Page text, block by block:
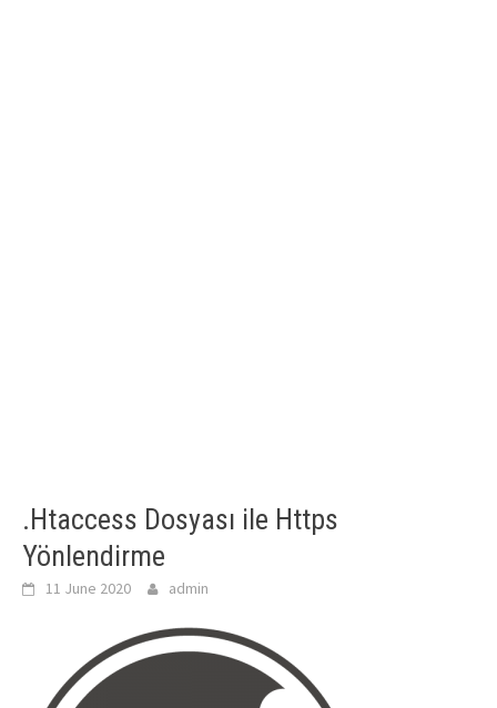
.Htaccess Dosyası ile Https
Yönlendirme
11 June 2020 admin